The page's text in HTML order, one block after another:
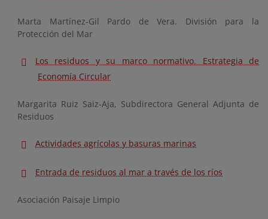
Marta Martínez-Gil Pardo de Vera. División para la
Protección del Mar
Los residuos y su marco normativo. Estrategia de
Economía Circular
Margarita Ruiz Saiz-Aja, Subdirectora General Adjunta de
Residuos
Actividades agrícolas y basuras marinas
Entrada de residuos al mar a través de los ríos
Asociación Paisaje Limpio